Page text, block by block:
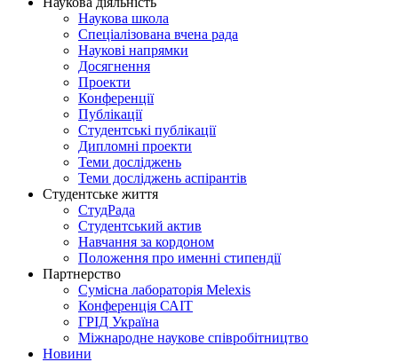
Наукова школа
Спеціалізована вчена рада
Наукові напрямки
Досягнення
Проекти
Конференції
Публікації
Студентські публікації
Дипломні проекти
Теми досліджень
Теми досліджень аспірантів
Студентське життя
СтудРада
Студентський актив
Навчання за кордоном
Положення про именні стипендії
Партнерство
Сумісна лабораторія Melexis
Конференція САІТ
ГРІД Україна
Міжнародне наукове співробітництво
Новини